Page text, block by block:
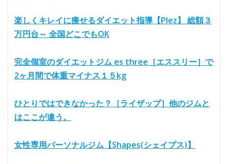
楽しくキレイに痩せるダイエット指導【Plez】 総額３
万円台～ 全国どこでもOK
完全個室のダイエットジム es three［エススリー］で
2ヶ月間で体重マイナス１５kg
ひとりではできなかった？［ライザップ］他のジムと
はここが違う。
女性専用パーソナルジム【Shapes(シェイプス)】